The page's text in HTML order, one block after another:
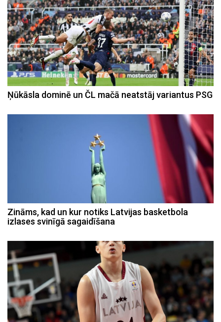
Ņūkāsla dominē un ČL mačā neatstāj variantus PSG
Zināms, kad un kur notiks Latvijas basketbola
izlases svinīgā sagaidīšana